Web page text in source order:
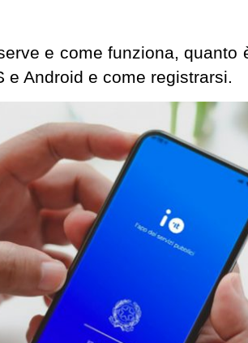
e come funziona, quanto
e Android e come registrarsi.